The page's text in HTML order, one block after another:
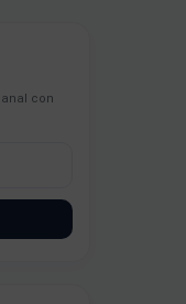
con